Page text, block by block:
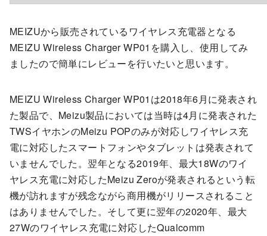
MEIZUから販売されているワイヤレス充電器となる
MEIZU Wireless Charger WP01を購入し、使用してみ
ましたので簡単にレビューを行いたいと思います。
MEIZU Wireless Charger WP01は2018年6月に発表され
た製品で、Meizu製品においては当時は4月に発表された
TWSイヤホンのMeizu POPのみが対応しワイヤレス充
電に対応したスマートフォンやタブレットは発表されて
いませんでした。翌年となる2019年、最大18Wのワイ
ヤレス充電に対応したMeizu Zeroが発表されるという転
機が訪れますが残念ながら商用機がリリースされること
はありませんでした。そして更に翌年の2020年、最大
27Wのワイヤレス充電に対応したQualcomm